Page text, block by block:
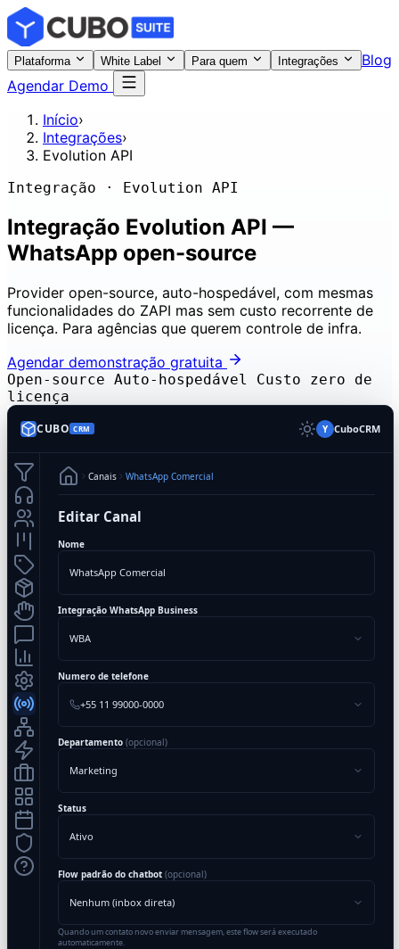
Plataforma White Label Para quem Integrações
Blog
Agendar Demo
Início›
Integrações›
Evolution API
Integração · Evolution API
Integração Evolution API —
WhatsApp open-source
Provider open-source, auto-hospedável, com mesmas
funcionalidades do ZAPI mas sem custo recorrente de
licença. Para agências que querem controle de infra.
Agendar demonstração gratuita
Open-source Auto-hospedável
Custo zero de
licença
CUBO CRM Y CuboCRM
Canais WhatsApp Comercial
Editar Canal
Nome
WhatsApp Comercial
Integração WhatsApp Business
WBA
Numero de telefone
+55 11 99000-0000
Departamento (opcional)
Marketing
Status
Ativo
Flow padrão do chatbot (opcional)
Nenhum (inbox direta)
Quando um contato novo enviar mensagem, este flow será executado
automaticamente.